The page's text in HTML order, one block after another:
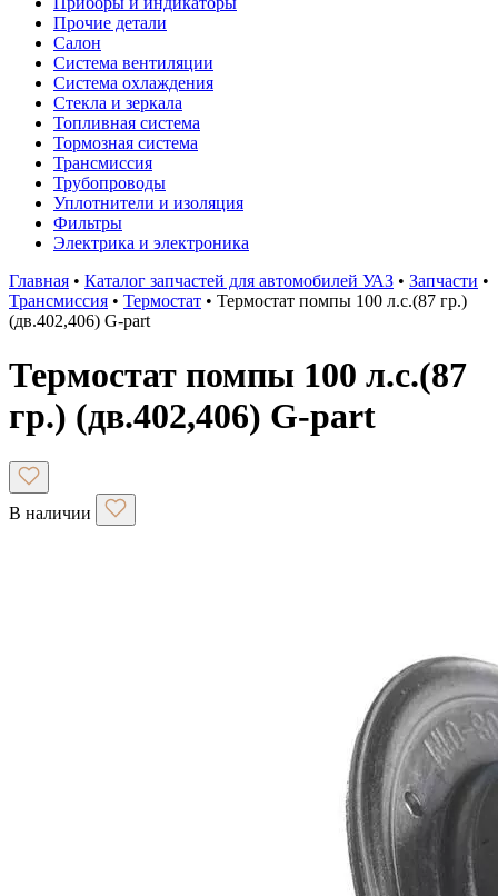
Прочие детали
Салон
Система вентиляции
Система охлаждения
Стекла и зеркала
Топливная система
Тормозная система
Трансмиссия
Трубопроводы
Уплотнители и изоляция
Фильтры
Электрика и электроника
Главная • Каталог запчастей для автомобилей УАЗ • Запчасти •
Трансмиссия • Термостат • Термостат помпы 100 л.с.(87 гр.)
(дв.402,406) G-part
Термостат помпы 100 л.с.(87
гр.) (дв.402,406) G-part
В наличии